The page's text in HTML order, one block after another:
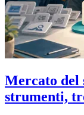
Mercato del
strumenti,